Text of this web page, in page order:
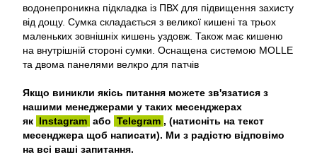
водонепроникна підкладка із ПВХ для підвищення захисту
від дощу. Сумка складається з великої кишені та трьох
маленьких зовнішніх кишень уздовж. Також має кишеню
на внутрішній стороні сумки. Оснащена системою MOLLE
та двома панелями велкро для патчів
Якщо виникли якісь питання можете зв'язатися з
нашими менеджерами у таких месенджерах
як Instagram або Telegram , (натисніть на текст
месенджера щоб написати). Ми з радістю відповімо
на всі ваші запитання.